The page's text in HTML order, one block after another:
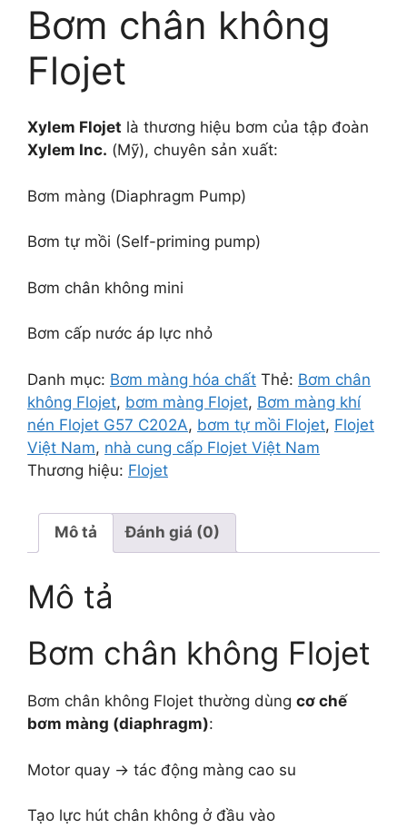
Bơm chân không
Flojet
Xylem Flojet là thương hiệu bơm của tập đoàn
Xylem Inc. (Mỹ), chuyên sản xuất:
Bơm màng (Diaphragm Pump)
Bơm tự mồi (Self-priming pump)
Bơm chân không mini
Bơm cấp nước áp lực nhỏ
Danh mục: Bơm màng hóa chất Thẻ: Bơm chân
không Flojet, bơm màng Flojet, Bơm màng khí
nén Flojet G57 C202A, bơm tự mồi Flojet, Flojet
Việt Nam, nhà cung cấp Flojet Việt Nam
Thương hiệu: Flojet
Mô tả Đánh giá (0)
Mô tả
Bơm chân không Flojet
Bơm chân không Flojet thường dùng cơ chế
bơm màng (diaphragm):
Motor quay → tác động màng cao su
Tạo lực hút chân không ở đầu vào